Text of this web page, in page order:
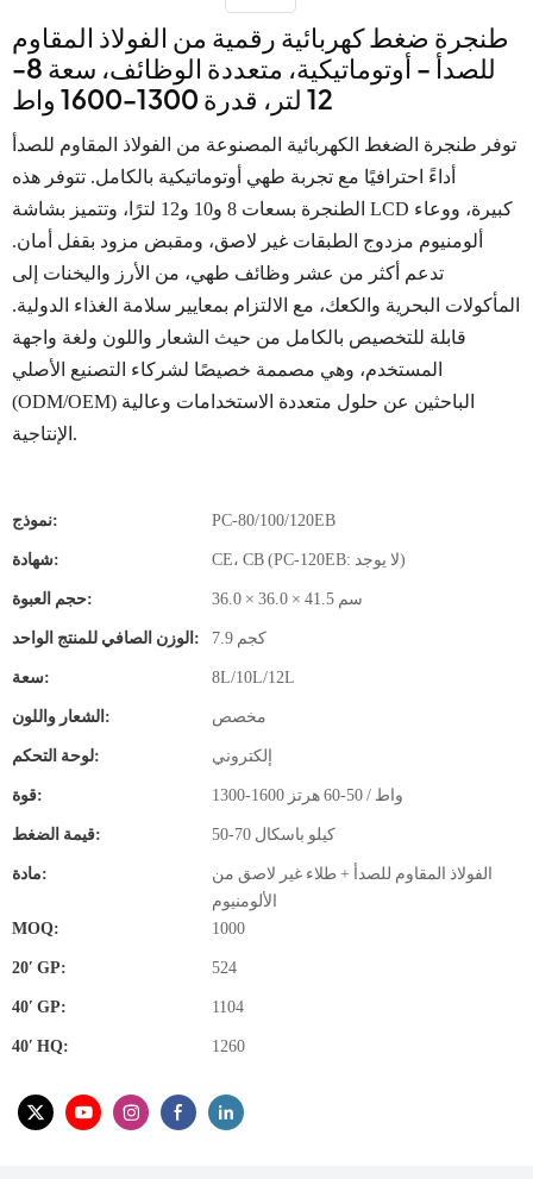
طنجرة ضغط كهربائية رقمية من الفولاذ المقاوم
للصدأ - أوتوماتيكية، متعددة الوظائف، سعة 8-
12 لتر، قدرة 1300-1600 واط
توفر طنجرة الضغط الكهربائية المصنوعة من الفولاذ المقاوم للصدأ
أداءً احترافيًا مع تجربة طهي أوتوماتيكية بالكامل. تتوفر هذه
الطنجرة بسعات 8 و10 و12 لترًا، وتتميز بشاشة LCD كبيرة، ووعاء
ألومنيوم مزدوج الطبقات غير لاصق، ومقبض مزود بقفل أمان.
تدعم أكثر من عشر وظائف طهي، من الأرز واليخنات إلى
المأكولات البحرية والكعك، مع الالتزام بمعايير سلامة الغذاء الدولية.
قابلة للتخصيص بالكامل من حيث الشعار واللون ولغة واجهة
المستخدم، وهي مصممة خصيصًا لشركاء التصنيع الأصلي
(ODM/OEM) الباحثين عن حلول متعددة الاستخدامات وعالية
الإنتاجية.
نموذج: PC-80/100/120EB
شهادة: CE، CB (PC-120EB: لا يوجد)
حجم العبوة: 36.0 × 36.0 × 41.5 سم
الوزن الصافي للمنتج الواحد: 7.9 كجم
سعة: 8L/10L/12L
الشعار واللون: مخصص
لوحة التحكم: إلكتروني
قوة: 1300-1600 واط / 50-60 هرتز
قيمة الضغط: 50-70 كيلو باسكال
مادة:
الفولاذ المقاوم للصدأ + طلاء غير لاصق من
الألومنيوم
MOQ:
1000
20′ GP: 524
40′ GP: 1104
40′ HQ: 1260